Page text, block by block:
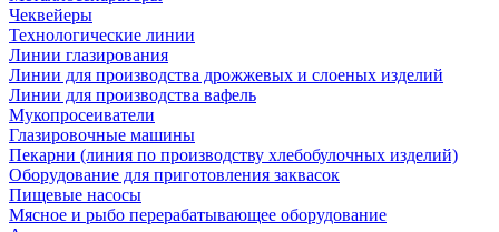
Чеквейеры
Технологические линии
Линии глазирования
Линии для производства дрожжевых и слоеных изделий
Линии для производства вафель
Мукопросеиватели
Глазировочные машины
Пекарни (линия по производству хлебобулочных изделий)
Оборудование для приготовления заквасок
Пищевые насосы
Мясное и рыбо перерабатывающее оборудование